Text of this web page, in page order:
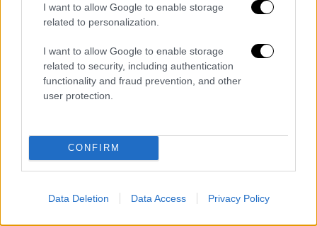
I want to allow Google to enable storage
related to personalization.
I want to allow Google to enable storage
related to security, including authentication
functionality and fraud prevention, and other
user protection.
CONFIRM
Data Deletion Data Access Privacy Policy
Προσωπικός γιατρός: Τα πέντε αγκάθια
με την πρεμιέρα - Τα εμπόδια για τους
πολίτες
Νύχτα επεισοδίων στη Θεσσαλονίκη -
Διακοπή συναυλίας του Θανάση
Παπακωνσταντίνου και καταγγελίες για
ΔΕΘ 2022: Οι έξι εθνικές
προτεραιότητες του ΣΥΡΙΖΑ που θα
Φθηνή στέγη: Στεγαστικά δάνεια για